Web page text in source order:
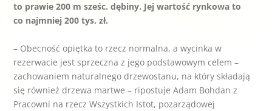
to prawie 200 m sześc. dębiny. Jej wartość rynkowa to
co najmniej 200 tys. zł.
– Obecność opiętka to rzecz normalna, a wycinka w
rezerwacie jest sprzeczna z jego podstawowym celem –
zachowaniem naturalnego drzewostanu, na który składają
się również drzewa martwe – ripostuje Adam Bohdan z
Pracowni na rzecz Wszystkich Istot, pozarządowej